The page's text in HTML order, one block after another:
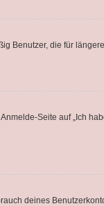
Benutzer, die für
Seite auf „Ich
deines